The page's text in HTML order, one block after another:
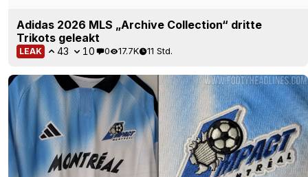
CF Montreal 2026: Drittes Trikot geleakt –
Comeback des Montreal-Impact-Logos
24 3.1K 11 Std.